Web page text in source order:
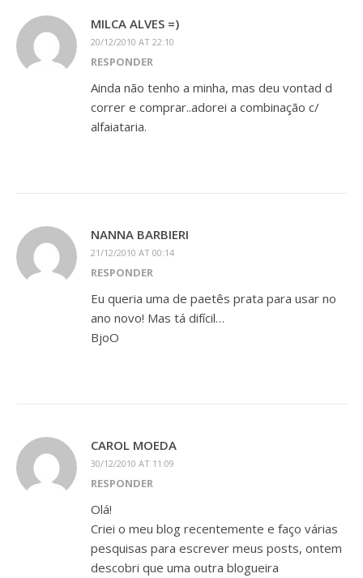
MILCA ALVES =)
20/12/2010 AT 22:10
RESPONDER
Ainda não tenho a minha, mas deu vontad d
correr e comprar..adorei a combinação c/
alfaiataria.
NANNA BARBIERI
21/12/2010 AT 00:14
RESPONDER
Eu queria uma de paetês prata para usar no
ano novo! Mas tá difícil…
BjoO
CAROL MOEDA
30/12/2010 AT 11:09
RESPONDER
Olá!
Criei o meu blog recentemente e faço várias
pesquisas para escrever meus posts, ontem
descobri que uma outra blogueira